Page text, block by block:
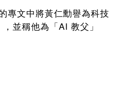
專文中將黃仁勳譽為科技
並稱他為「 AI 教父」